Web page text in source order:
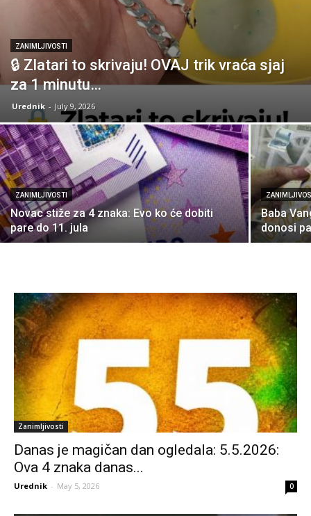
ZANIMLJIVOSTI
🔒 Zlatari to skrivaju! OVAJ trik vraća sjaj
za 1 minutu…
Urednik - July 9, 2026
ZANIMLJIVOSTI
Novac stiže za 4 znaka: Evo ko će dobiti
pare do 11. jula
Baba
donosi
Zanimljivosti
Danas je magičan dan ogledala: 5.5.2026:
Ova 4 znaka danas...
Urednik - May 5, 2026 0